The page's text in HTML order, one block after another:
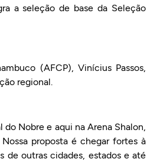
a seleção de base da Seleção
(AFCP), Vinícius Passos,
regional.
Nobre e aqui na Arena Shalon,
proposta é chegar fortes à
de outras cidades, estados e até